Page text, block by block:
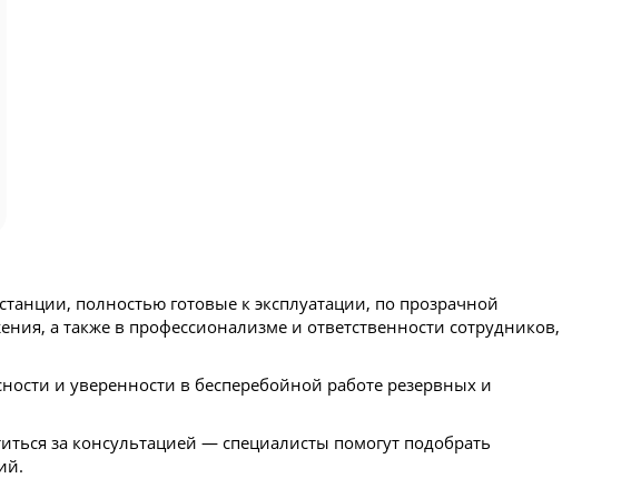
полностью готовые к эксплуатации, по прозрачной
а также в профессионализме и ответственности сотрудников,
и уверенности в бесперебойной работе резервных и
за консультацией — специалисты помогут подобрать